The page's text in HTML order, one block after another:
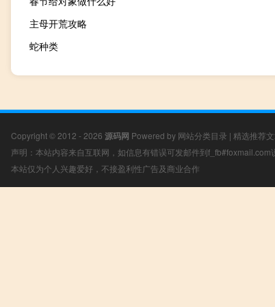
主母开荒攻略
蛇种类
Copyright © 2012 - 2026 源码网 Powered by 网站分类目录 | 精选推荐
声明：本站内容来自互联网，如信息有错误可发邮件到f_fb#foxmail.com
本站仅为个人兴趣爱好，不接盈利性广告及商业合作